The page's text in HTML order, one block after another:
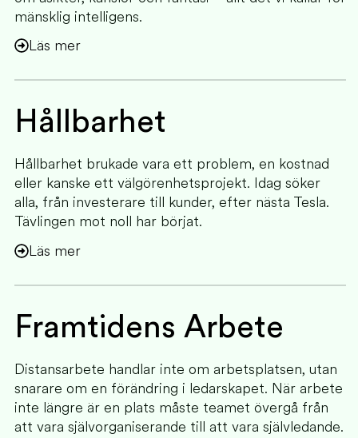
mänsklig intelligens.
Läs mer
Hållbarhet
Hållbarhet brukade vara ett problem, en kostnad
eller kanske ett välgörenhetsprojekt. Idag söker
alla, från investerare till kunder, efter nästa Tesla.
Tävlingen mot noll har börjat.
Läs mer
Framtidens Arbete
Distansarbete handlar inte om arbetsplatsen, utan
snarare om en förändring i ledarskapet. När arbete
inte längre är en plats måste teamet övergå från
att vara självorganiserande till att vara självledande.